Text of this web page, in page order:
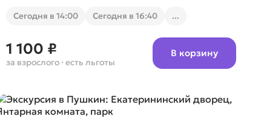
Cегодня в 14:00 Cегодня в 16:40 ...
1 100 ₽
за взрослого · есть льготы
В корзину